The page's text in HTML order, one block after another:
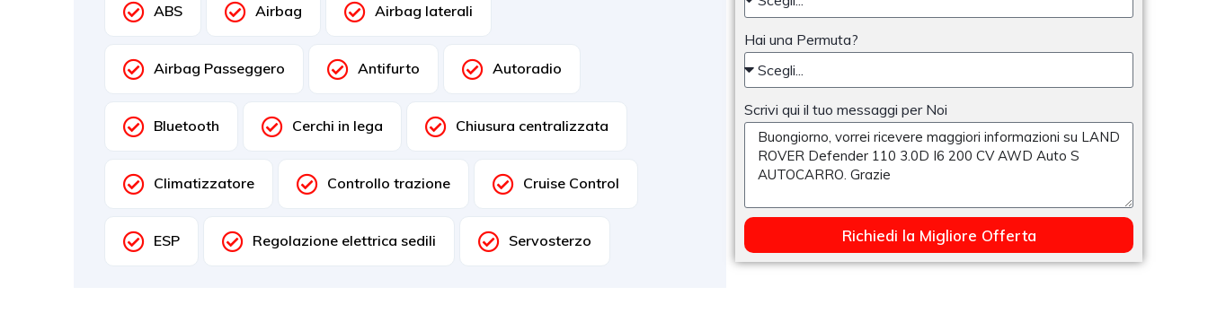
ABS Airbag Airbag laterali
Airbag Passeggero Antifurto Autoradio
Bluetooth Cerchi in lega Chiusura centralizzata
Climatizzatore Controllo trazione Cruise Control
ESP Regolazione elettrica sedili Servosterzo
Hai una Permuta?
Scrivi qui il tuo messaggi per Noi
Richiedi la Migliore Offerta